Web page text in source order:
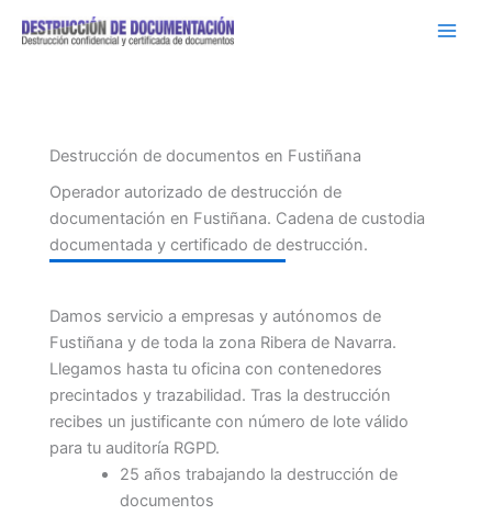
Destrucción de documentos en Fustiñana
Operador autorizado de destrucción de
documentación en Fustiñana. Cadena de custodia
documentada y certificado de destrucción.
Damos servicio a empresas y autónomos de
Fustiñana y de toda la zona Ribera de Navarra.
Llegamos hasta tu oficina con contenedores
precintados y trazabilidad. Tras la destrucción
recibes un justificante con número de lote válido
para tu auditoría RGPD.
25 años trabajando la destrucción de
documentos